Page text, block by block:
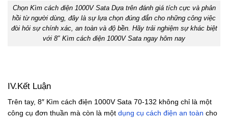
Chọn Kìm cách điện 1000V Sata Dựa trên đánh giá tích cực và phản
hồi từ người dùng, đây là sự lựa chọn đúng đắn cho những công việc
đòi hỏi sự chính xác, an toàn và độ bền. Hãy trải nghiệm sự khác biệt
với 8″ Kìm cách điện 1000V Sata ngay hôm nay
IV.Kết Luận
Trên tay, 8″ Kìm cách điện 1000V Sata 70-132 không chỉ là một
công cụ đơn thuần mà còn là một dụng cụ cách điện an toàn cho